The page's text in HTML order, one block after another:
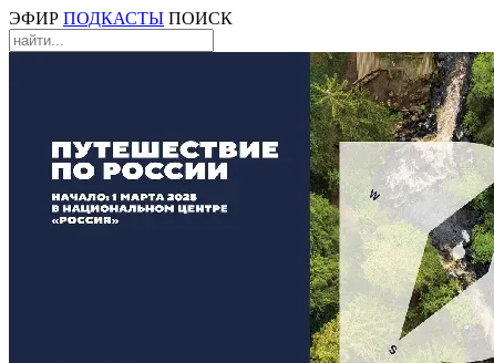
ЭФИР ПОДКАСТЫ ПОИСК